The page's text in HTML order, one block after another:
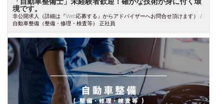
境です。
非公開求人（詳細は『Web応募する』からアドバイザーへお問合せ頂けます） /
自動車整備（整備・修理・検査等） 正社員